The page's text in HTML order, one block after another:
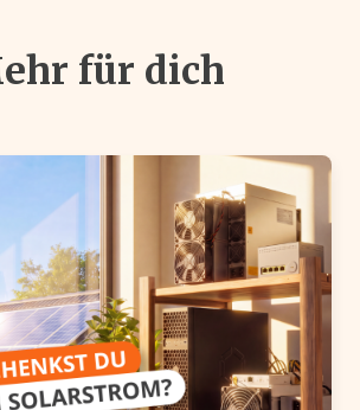
für dich